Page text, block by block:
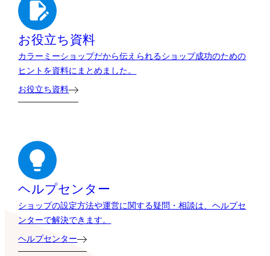
お役立ち資料
カラーミーショップだから伝えられるショップ成功のための
ヒントを資料にまとめました。
お役立ち資料
ヘルプセンター
ショップの設定方法や運営に関する疑問・相談は、ヘルプセ
ンターで解決できます。
ヘルプセンター